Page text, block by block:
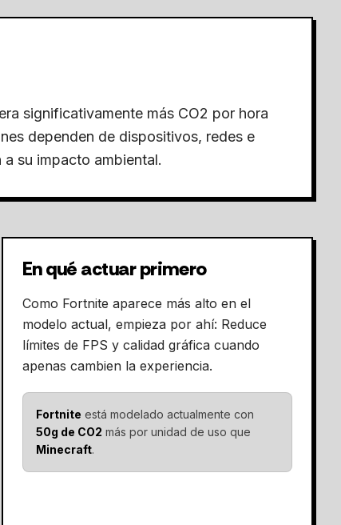
significativamente más CO2 por hora
dependen de dispositivos, redes e
su impacto ambiental.
En qué actuar primero
Como Fortnite aparece más alto en el
modelo actual, empieza por ahí: Reduce
límites de FPS y calidad gráfica cuando
apenas cambien la experiencia.
Fortnite está modelado actualmente con
50g de CO2 más por unidad de uso que
Minecraft.